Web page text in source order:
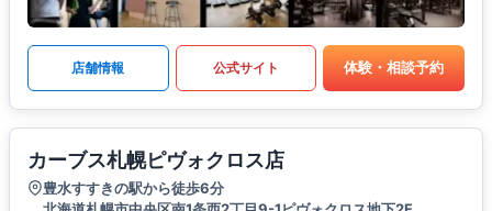
店舗情報 公式サイト 体験・相談予約
カーブス札幌ピヴォクロス店
豊水すすきの駅から徒歩6分